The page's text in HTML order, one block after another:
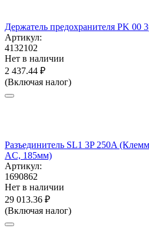
Держатель предохранителя PK 00
Артикул:
4132102
Нет в наличии
2 437.44 ₽
(Включая налог)
Разъединитель SL1 3P 250A
AC, 185мм)
Артикул:
1690862
Нет в наличии
29 013.36 ₽
(Включая налог)